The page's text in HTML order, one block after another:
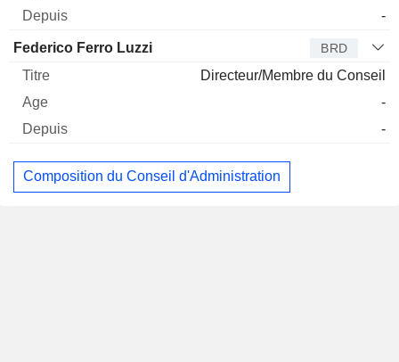
-
Federico Ferro Luzzi BRD
Directeur/Membre du Conseil
-
-
Composition du Conseil d'Administration